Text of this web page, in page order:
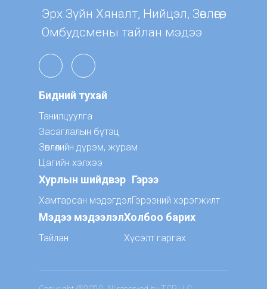
Эрх Зүйн Хяналт, Нийцэл, Зөвлөгөө,
Омбудсмены тайлан мэдээ
Бидний тухай
Танилцуулга
Засаглалын бүтэц
Зөвлөлийн дүрэм, журам
Цагийн хэлхээ
Хурлын шийдвэр
Хамтарсан мэдэгдэл
Гэрээ
Гэрээний хэрэгжилт
Мэдээ мэдээлэл
Тайлан
Холбоо барих
Хүсэлт гаргах